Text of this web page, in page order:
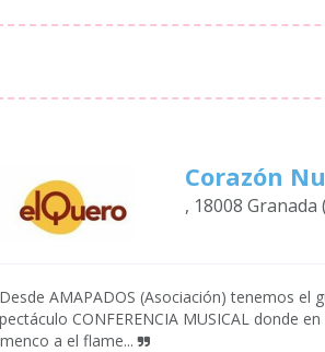
Corazón
, 18008 Granada
Desde AMAPADOS (Asociación) tenemos
CONFERENCIA MUSICAL donde
a el flame...